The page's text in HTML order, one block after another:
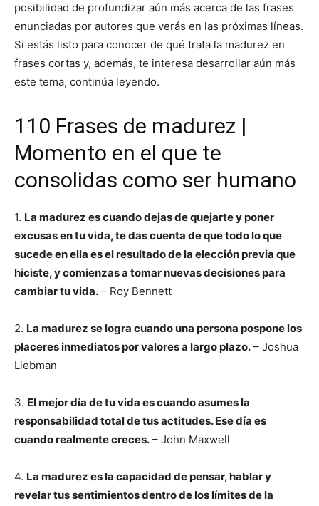
posibilidad de profundizar aún más acerca de las frases
enunciadas por autores que verás en las próximas líneas.
Si estás listo para conocer de qué trata la madurez en
frases cortas y, además, te interesa desarrollar aún más
este tema, continúa leyendo.
110 Frases de madurez |
Momento en el que te
consolidas como ser humano
1. La madurez es cuando dejas de quejarte y poner
excusas en tu vida, te das cuenta de que todo lo que
sucede en ella es el resultado de la elección previa que
hiciste, y comienzas a tomar nuevas decisiones para
cambiar tu vida. – Roy Bennett
2. La madurez se logra cuando una persona pospone los
placeres inmediatos por valores a largo plazo. – Joshua
Liebman
3. El mejor día de tu vida es cuando asumes la
responsabilidad total de tus actitudes. Ese día es
cuando realmente creces. – John Maxwell
4. La madurez es la capacidad de pensar, hablar y
revelar tus sentimientos dentro de los límites de la